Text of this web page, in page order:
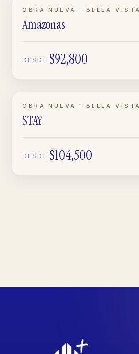
EN CONSTRUCCIÓN
APARTAMENTO
OBRA NUEVA · BELLA VISTA
Amazonas
DESDE $92,800
EN CONSTRUCCIÓN
APARTAMENTO
OBRA NUEVA · BELLA VISTA
STAY
DESDE $104,500